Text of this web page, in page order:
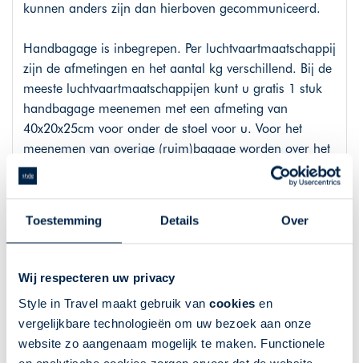
Toestemming Details Over
Wij respecteren uw privacy
Style in Travel maakt gebruik van cookies en
vergelijkbare technologieën om uw bezoek aan onze
website zo aangenaam mogelijk te maken. Functionele
kunnen anders zijn dan hierboven gecommuniceerd.
Handbagage is inbegrepen. Per luchtvaartmaatschappij
zijn de afmetingen en het aantal kg verschillend. Bij de
meeste luchtvaartmaatschappijen kunt u gratis 1 stuk
handbagage meenemen met een afmeting van
40x20x25cm voor onder de stoel voor u. Voor het
meenemen van overige (ruim)bagage worden over het
algemeen kosten in rekening gebracht. Deze kosten
variëren per luchtvaartmaatschappij, bestemming,
alles. Iedere luchtvaartmaatschappij hanteert andere
luchtvaartmaatschappij, na te gaan of het verplicht is
om online in te checken, vanaf wanneer u online kunt
inchecken en wat de exacte regels voor hand- en
ruimbagage zijn.